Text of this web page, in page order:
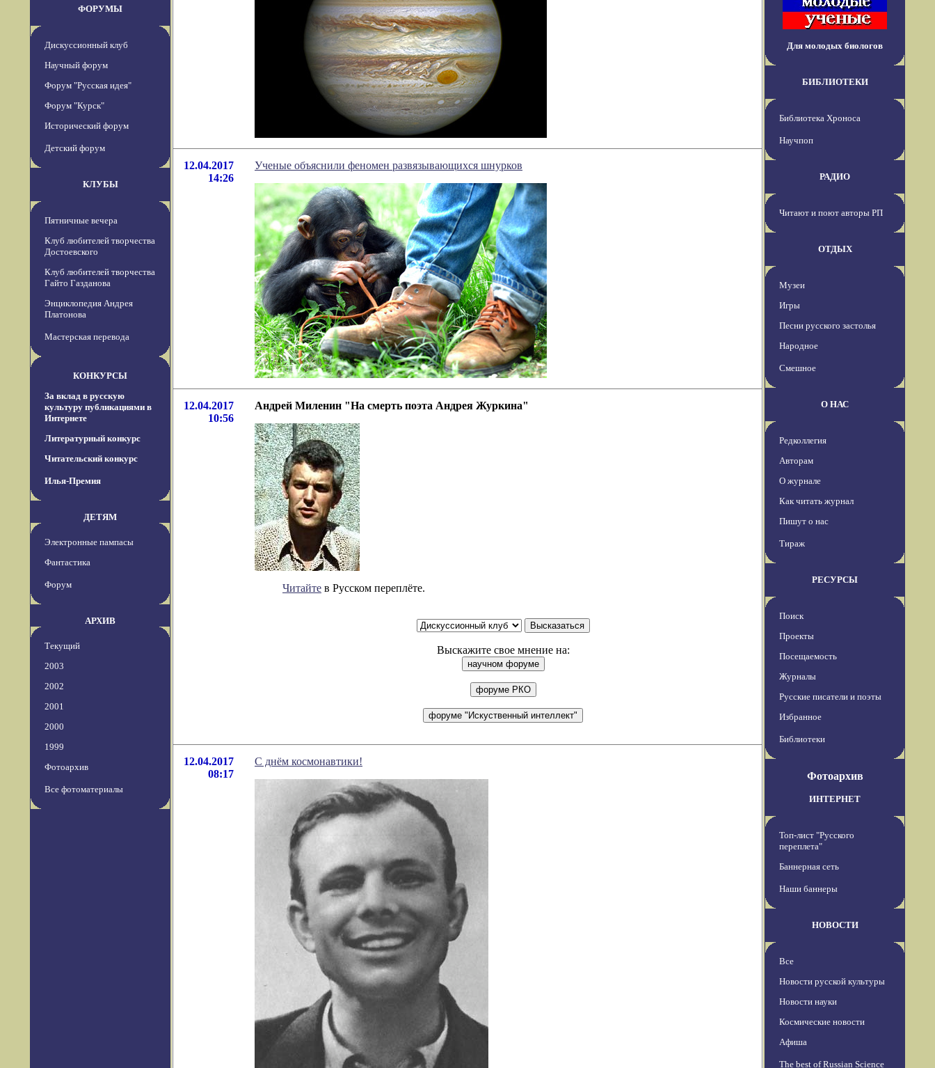
ФОРУМЫ
Дискуссионный клуб
Научный форум
Форум "Русская идея"
Форум "Курск"
Исторический форум
Детский форум
КЛУБЫ
Пятничные вечера
Клуб любителей творчества
Достоевского
Клуб любителей творчества
Гайто Газданова
Энциклопедия Андрея
Платонова
Мастерская перевода
КОНКУРСЫ
За вклад в русскую
культуру публикациями в
Интернете
Литературный конкурс
Читательский конкурс
Илья-Премия
ДЕТЯМ
Электронные пампасы
Фантастика
Форум
АРХИВ
Текущий
2003
2002
2001
2000
1999
Фотоархив
Все фотоматериалы
12.04.2017
14:26
Ученые объяснили феномен развязывающихся шнурков
12.04.2017
10:56
Андрей Миленин "На смерть поэта Андрея Журкина"
Читайте в Русском переплёте.
Выскажите свое мнение на:
12.04.2017
08:17
С днём космонавтики!
Для молодых биологов
БИБЛИОТЕКИ
Библиотека Хроноса
Научпоп
РАДИО
Читают и поют авторы РП
ОТДЫХ
Музеи
Игры
Песни русского застолья
Народное
Смешное
О НАС
Редколлегия
Авторам
О журнале
Как читать журнал
Пишут о нас
Тираж
РЕСУРСЫ
Поиск
Проекты
Посещаемость
Журналы
Русские писатели и поэты
Избранное
Библиотеки
Фотоархив
ИНТЕРНЕТ
Топ-лист "Русского
переплета"
Баннерная сеть
Наши баннеры
НОВОСТИ
Все
Новости русской культуры
Новости науки
Космические новости
Афиша
The best of Russian Science